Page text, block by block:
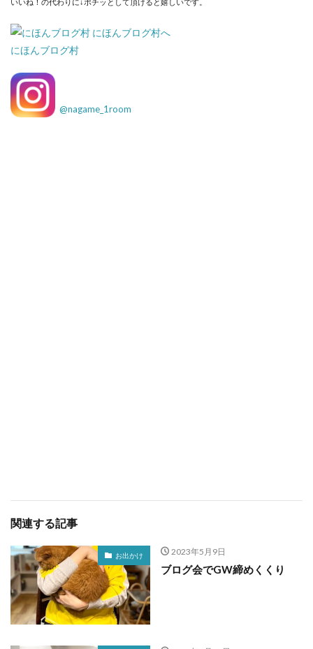
いいね！の代わりに↓ポチッとして頂けると嬉しいです。
にほんブログ村
@nagame_1room
関連する記事
お出かけ 2023年5月9日
ブログ会でGW締めくくり